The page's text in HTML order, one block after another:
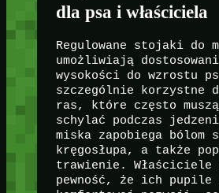
dla psa i właściciela
Regulowane stojaki do
umożliwiają
wysokości do wzrostu
szczególnie korzystne
ras, które często
schylać podczas
miska zapobiega bólom
kręgosłupa, a także
trawienie. Właściciele
pewność, że ich pupile